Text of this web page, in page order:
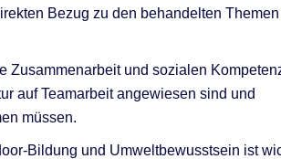
Bezug zu den behandelten Themen
Zusammenarbeit und sozialen
auf Teamarbeit angewiesen sind und
müssen.
Bildung und Umweltbewusstsein ist